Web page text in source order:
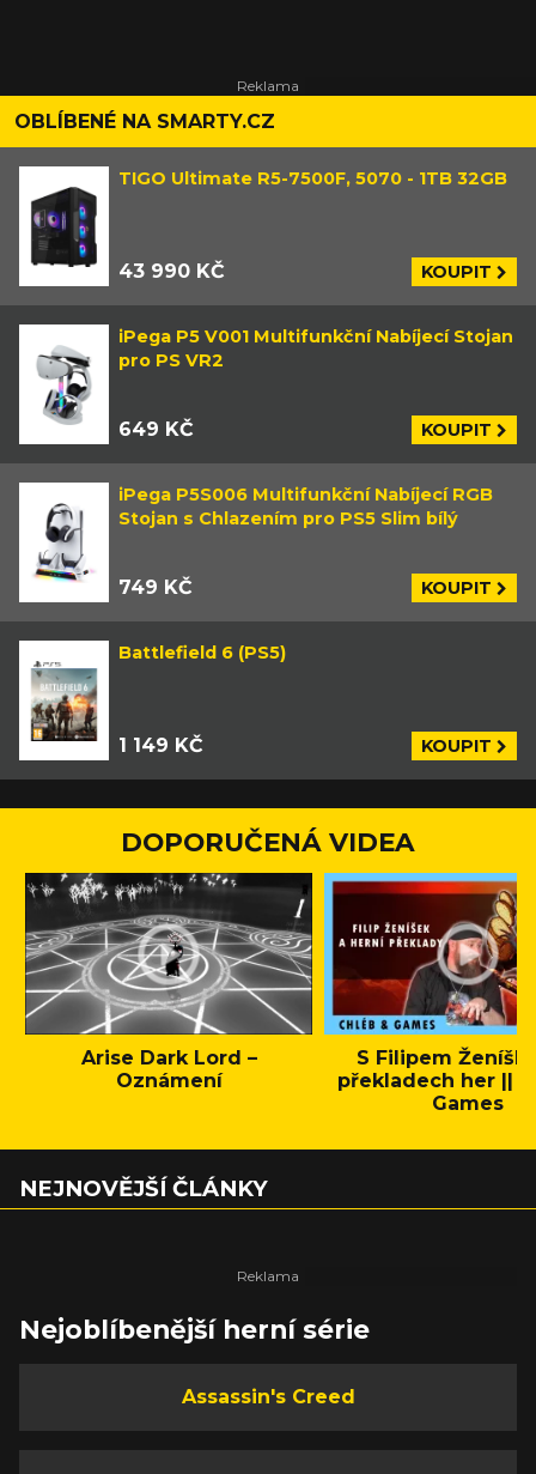
OBLÍBENÉ NA SMARTY.CZ
TIGO Ultimate R5-7500F, 5070 - 1TB 32GB
43 990 KČ KOUPIT
iPega P5 V001 Multifunkční Nabíjecí Stojan
pro PS VR2
649 KČ KOUPIT
iPega P5S006 Multifunkční Nabíjecí RGB
Stojan s Chlazením pro PS5 Slim bílý
749 KČ KOUPIT
Battlefield 6 (PS5)
1 149 KČ KOUPIT
DOPORUČENÁ VIDEA
Arise Dark Lord –
Oznámení
S Filipem
překladech her ||
Games
NEJNOVĚJŠÍ ČLÁNKY
Nejoblíbenější herní série
Assassin's Creed